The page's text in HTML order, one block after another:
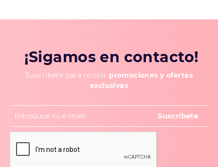
¡Sigamos en contacto!
Suscríbete para recibir promociones y ofertas
exclusivas